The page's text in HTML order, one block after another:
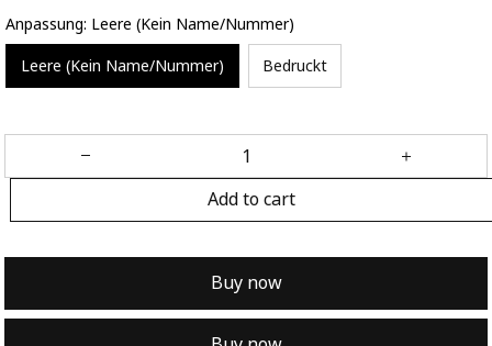
Anpassung: Leere (Kein Name/Nummer)
Leere (Kein Name/Nummer) Bedruckt
Add to cart
Buy now